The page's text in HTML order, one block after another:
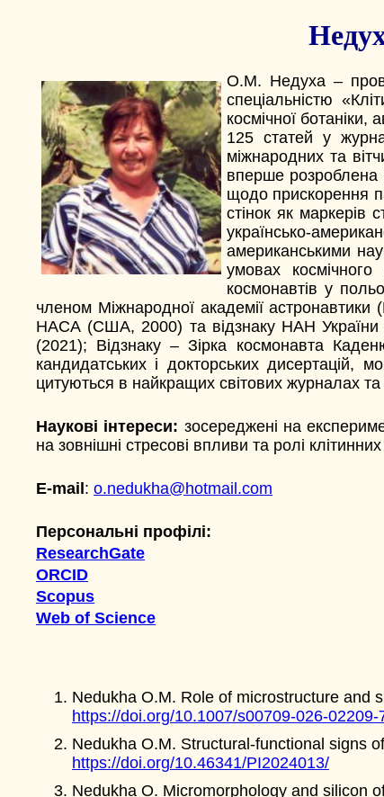
О.М. Недуха –
спеціальністю
космічної
125 статей у
міжнародних та
вперше розроблена
щодо прискорення
стінок як
українсько-
американськими
умовах
космонавтів у
членом Міжнародної академії
НАСА (США, 2000) та відзнаку НАН України
(2021); Відзнаку – Зірка космонавта
кандидатських і докторських дисертацій,
цитуються в найкращих світових журналах
Наукові інтереси: зосереджені на
на зовнішні стресові впливи та ролі
E-mail: o.nedukha@hotmail.com
Персональні профілі:
ResearchGate
ORCID
Scopus
Web of Science
Nedukha О.M. Role of microstructure and
https://doi.org/10.1007/s00709-026-02209-
Nedukha O.M. Structural-functional signs of
https://doi.org/10.46341/PI2024013/
Nedukha O. Micromorphology and silicon